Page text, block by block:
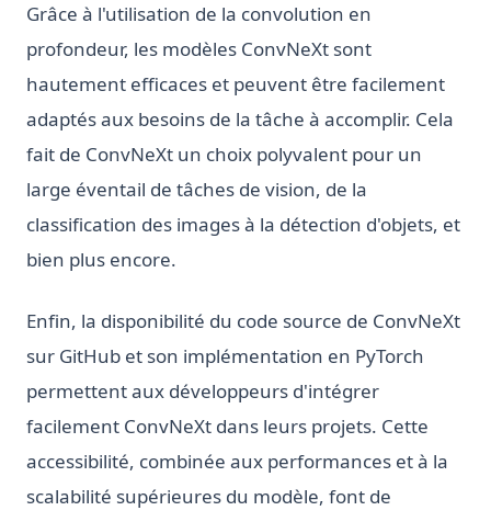
Grâce à l'utilisation de la convolution en
profondeur, les modèles ConvNeXt sont
hautement efficaces et peuvent être facilement
adaptés aux besoins de la tâche à accomplir. Cela
fait de ConvNeXt un choix polyvalent pour un
large éventail de tâches de vision, de la
classification des images à la détection d'objets, et
bien plus encore.
Enfin, la disponibilité du code source de ConvNeXt
sur GitHub et son implémentation en PyTorch
permettent aux développeurs d'intégrer
facilement ConvNeXt dans leurs projets. Cette
accessibilité, combinée aux performances et à la
scalabilité supérieures du modèle, font de